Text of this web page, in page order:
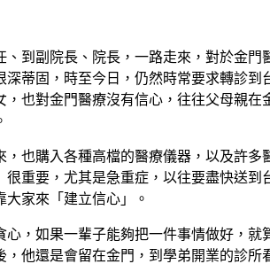
到副院長、院長，一路走來，對於金
蒂固，時至今日，仍然時常要求轉診
也對金門醫療沒有信心，往往父母親
也購入各種高檔的醫療儀器，以及許
重要，尤其是急重症，以往要盡快送
家來「建立信心」。
，如果一輩子能夠把一件事情做好，
他還是會留在金門，到學弟開業的診